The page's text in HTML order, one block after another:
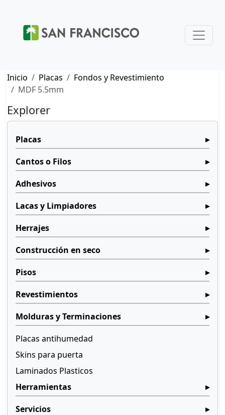
Inicio Placas
Fondos y Revestimiento
MDF 5.5mm
Explorer
Placas
Cantos o Filos
Adhesivos
Lacas y Limpiadores
Herrajes
Construcción en seco
Pisos
Revestimientos
Molduras y Terminaciones
Placas antihumedad
Skins para puerta
Laminados Plasticos
Herramientas
Servicios